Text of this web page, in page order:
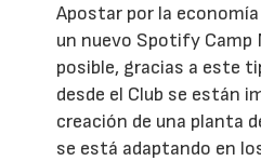
Apostar por la
un nuevo Spotify Camp
posible, gracias a este
desde el Club se están
creación de una planta
se está adaptando en